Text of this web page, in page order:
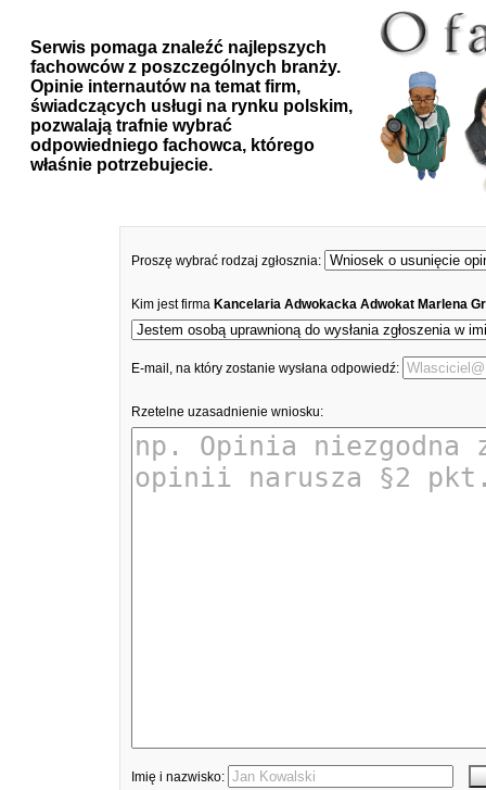
Serwis pomaga znaleźć najlepszych
fachowców z poszczególnych branży.
Opinie internautów na temat firm,
świadczących usługi na rynku polskim,
pozwalają trafnie wybrać
odpowiedniego fachowca, którego
właśnie potrzebujecie.
Proszę wybrać rodzaj zgłosznia:
Kim jest firma Kancelaria Adwokacka Adwokat Marlena
E-mail, na który zostanie wysłana odpowiedź:
Rzetelne uzasadnienie wniosku:
Imię i nazwisko: